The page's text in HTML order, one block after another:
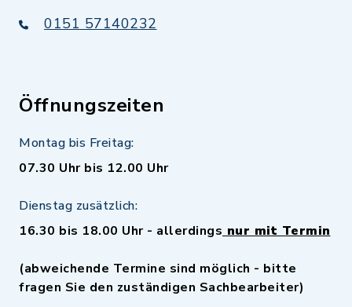
0151 57140232
Öffnungszeiten
Montag bis Freitag:
07.30 Uhr bis 12.00 Uhr
Dienstag zusätzlich:
16.30 bis 18.00 Uhr - allerdings nur mit Termin
(abweichende Termine sind möglich - bitte
fragen Sie den zuständigen Sachbearbeiter)